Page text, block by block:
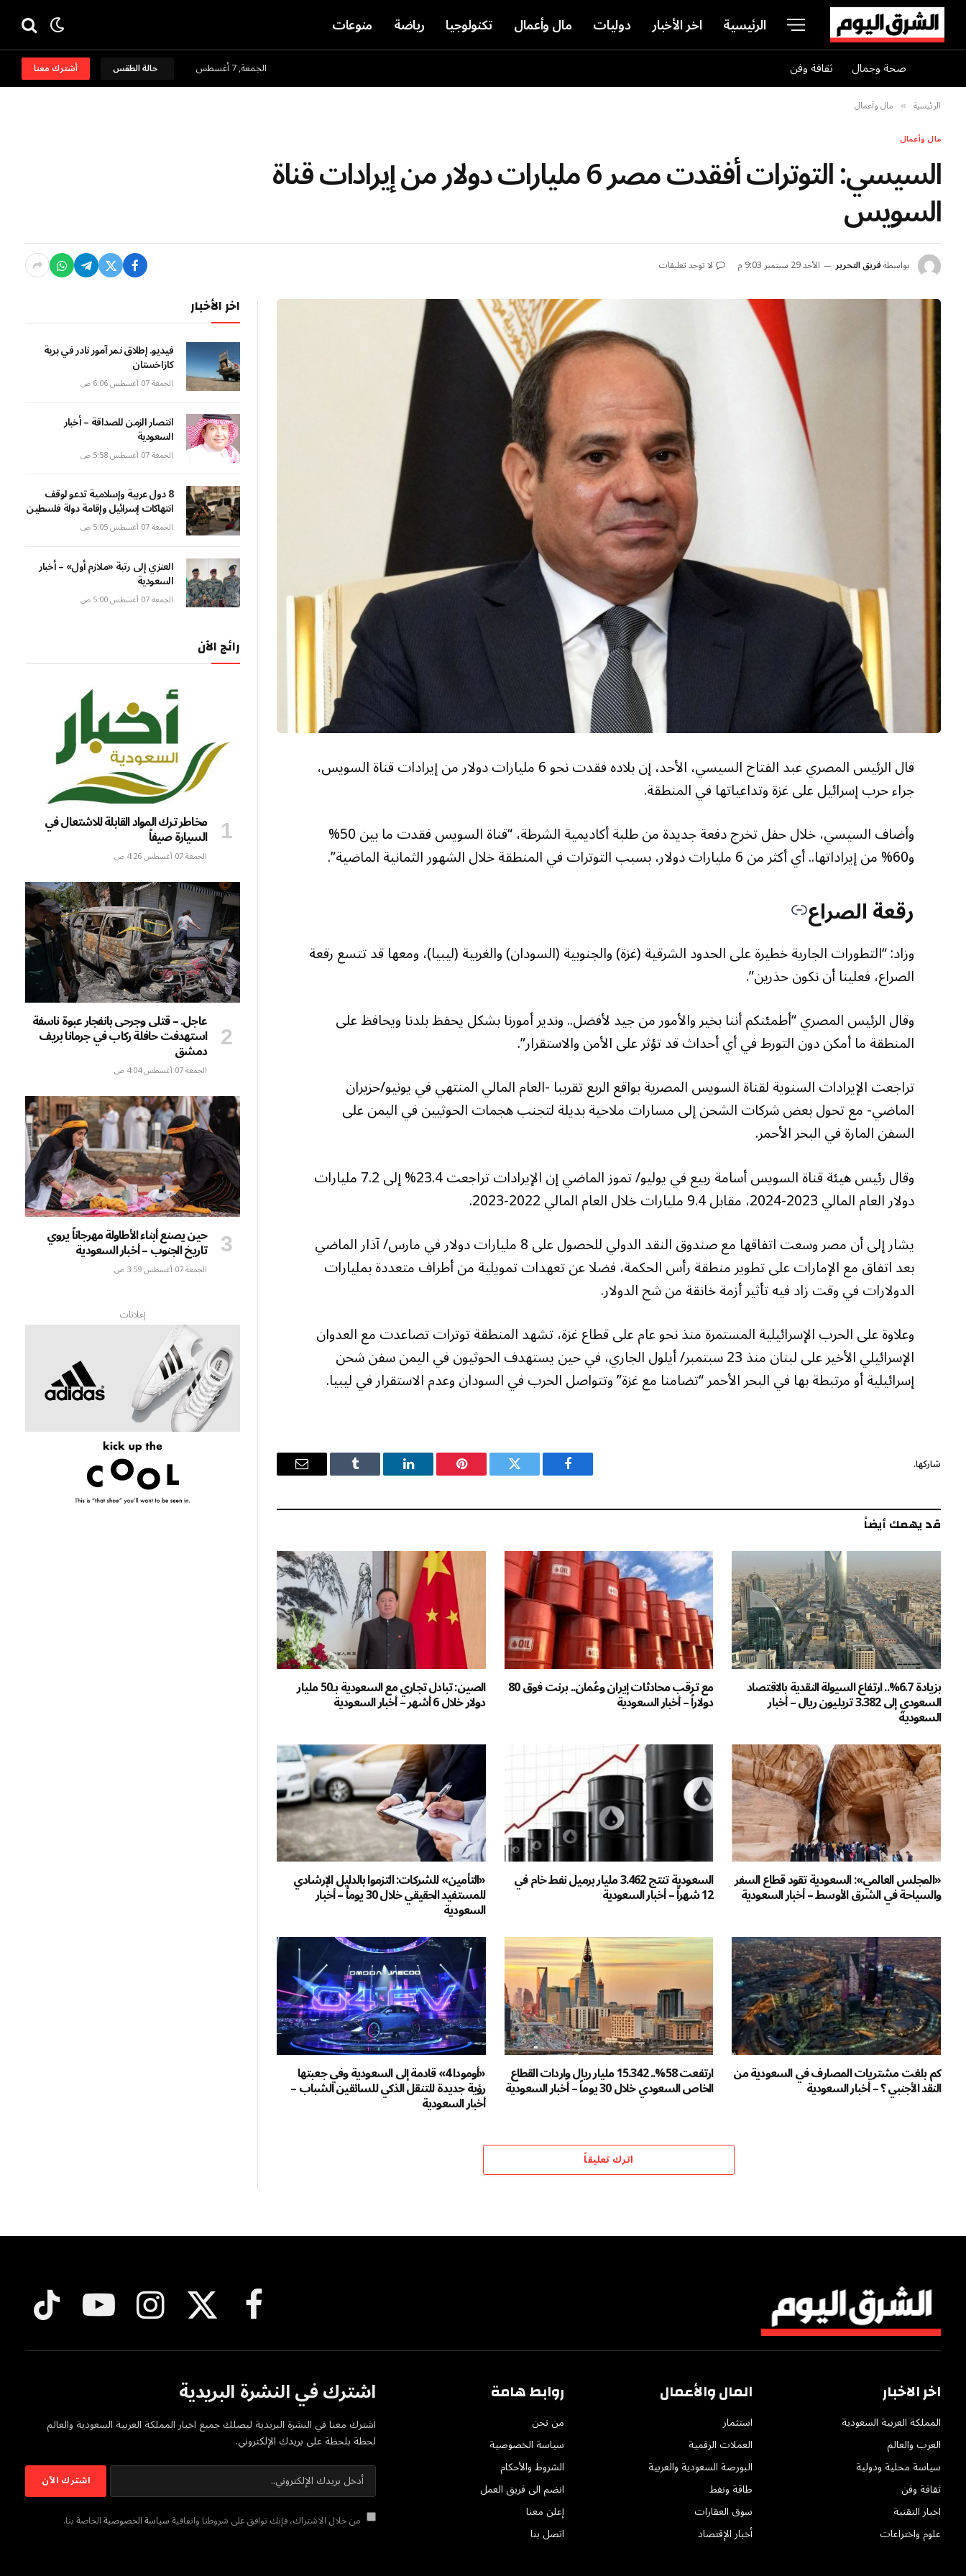
الرئيسية اخر الأخبار دوليات مال وأعمال تكنولوجيا رياضة منوعات
صحة وجمال ثقافة وفن الجمعة, 7 أغسطس حالة الطقس أشترك معنا
الرئيسية » مال وأعمال
مال وأعمال
السيسي: التوترات أفقدت مصر 6 مليارات دولار من إيرادات قناة
السويس
بواسطةفريق التحرير الأحد 29 سبتمبر 9:03 م لا توجد تعليقات
قال الرئيس المصري عبد الفتاح السيسي، الأحد، إن بلاده فقدت نحو 6 مليارات دولار من إيرادات قناة السويس،
جراء حرب إسرائيل على غزة وتداعياتها في المنطقة.
وأضاف السيسي، خلال حفل تخرج دفعة جديدة من طلبة أكاديمية الشرطة، “قناة السويس فقدت ما بين 50%
و60% من إيراداتها.. أي أكثر من 6 مليارات دولار، بسبب التوترات في المنطقة خلال الشهور الثمانية الماضية”.
رقعة الصراع
وزاد: “التطورات الجارية خطيرة على الحدود الشرقية (غزة) والجنوبية (السودان) والغربية (ليبيا)، ومعها قد تتسع رقعة
الصراع، فعلينا أن نكون حذرين”.
وقال الرئيس المصري “أطمئنكم أننا بخير والأمور من جيد لأفضل.. وندير أمورنا بشكل يحفظ بلدنا ويحافظ على
المنطقة ما أمكن دون التورط في أي أحداث قد تؤثر على الأمن والاستقرار”.
تراجعت الإيرادات السنوية لقناة السويس المصرية بواقع الربع تقريبا -العام المالي المنتهي في يونيو/حزيران
الماضي- مع تحول بعض شركات الشحن إلى مسارات ملاحية بديلة لتجنب هجمات الحوثيين في اليمن على
السفن المارة في البحر الأحمر.
وقال رئيس هيئة قناة السويس أسامة ربيع في يوليو/ تموز الماضي إن الإيرادات تراجعت 23.4% إلى 7.2 مليارات
دولار العام المالي 2023-2024، مقابل 9.4 مليارات خلال العام المالي 2022-2023.
يشار إلى أن مصر وسعت اتفاقها مع صندوق النقد الدولي للحصول على 8 مليارات دولار في مارس/ آذار الماضي
بعد اتفاق مع الإمارات على تطوير منطقة رأس الحكمة، فضلا عن تعهدات تمويلية من أطراف متعددة بمليارات
الدولارات في وقت زاد فيه تأثير أزمة خانقة من شح الدولار.
وعلاوة على الحرب الإسرائيلية المستمرة منذ نحو عام على قطاع غزة، تشهد المنطقة توترات تصاعدت مع العدوان
الإسرائيلي الأخير على لبنان منذ 23 سبتمبر/ أيلول الجاري، في حين يستهدف الحوثيون في اليمن سفن شحن
إسرائيلية أو مرتبطة بها في البحر الأحمر “تضامنا مع غزة” وتتواصل الحرب في السودان وعدم الاستقرار في ليبيا.
شاركها.
فيسبوك تويتر بينتيريستلينكدإن Tumblr
البريد
قد يهمك أيضاً
بزيادة 6.7%.. ارتفاع السيولة النقدية بالاقتصاد
السعودي إلى 3.382 تريليون ريال – أخبار
السعودية
مع ترقب محادثات إيران وعُمان.. برنت فوق 80
دولاراً – أخبار السعودية
الصين: تبادل تجاري مع السعودية بـ50 مليار
دولار خلال 6 أشهر – أخبار السعودية
«المجلس العالمي»: السعودية تقود قطاع السفر
والسياحة في الشرق الأوسط – أخبار السعودية
السعودية تنتج 3.462 مليار برميل نفط خام في
12 شهراً – أخبار السعودية
«التأمين» للشركات: التزموا بالدليل الإرشادي
للمستفيد الحقيقي خلال 30 يوماً – أخبار
السعودية
كم بلغت مشتريات المصارف في السعودية من
النقد الأجنبي ؟ – أخبار السعودية
ارتفعت 58%.. 15.342 مليار ريال واردات القطاع
الخاص السعودي خلال 30 يوماً – أخبار السعودية
«أومودا 4» قادمة إلى السعودية وفي جعبتها
رؤية جديدة للتنقل الذكي للسائقين الشباب –
أخبار السعودية
اترك تعليقاً
اخر الأخبار
فيديو. إطلاق نمر آمور نادر في برية
كازاخستان
الجمعة 07 أغسطس 6:06 ص
انتصار الزمن للصداقة – أخبار
السعودية
الجمعة 07 أغسطس 5:58 ص
8 دول عربية وإسلامية تدعو لوقف
انتهاكات إسرائيل وإقامة دولة فلسطين
الجمعة 07 أغسطس 5:05 ص
العنزي إلى رتبة «ملازم أول» – أخبار
السعودية
الجمعة 07 أغسطس 5:00 ص
رائج الآن
مخاطر ترك المواد القابلة للاشتعال في
السيارة صيفاً
الجمعة 07 أغسطس 4:26 ص
عاجل. – قتلى وجرحى بانفجار عبوة ناسفة
استهدفت حافلة ركاب في جرمانا بريف
دمشق
الجمعة 07 أغسطس 4:04 ص
حين يصنع أبناء الأطاولة مهرجاناً يروي
تاريخ الجنوب – أخبار السعودية
الجمعة 07 أغسطس 3:59 ص
إعلانات
فيسبوك X الانستغرام يوتيوب تيكتوك
اخر الاخبار
المملكة العربية السعودية
العرب والعالم
سياسة محلية ودولية
ثقافة وفن
اخبار التقنية
علوم واختراعات
المال والأعمال
استثمار
العملات الرقمية
البورصة السعودية والعربية
طاقة ونفط
سوق العقارات
أخبار الإقتصاد
روابط هامة
من نحن
سياسة الخصوصية
الشروط والأحكام
انضم الى فريق العمل
إعلن معنا
اتصل بنا
اشترك في النشرة البريدية
اشترك معنا في النشرة البريدية ليصلك جميع اخبار المملكة العربية السعودية والعالم
لحظة بلحظة على بريدك الإلكتروني.
من خلال الاشتراك، فإنك توافق على شروطنا واتفاقيةسياسة الخصوصيةالخاصة بنا.